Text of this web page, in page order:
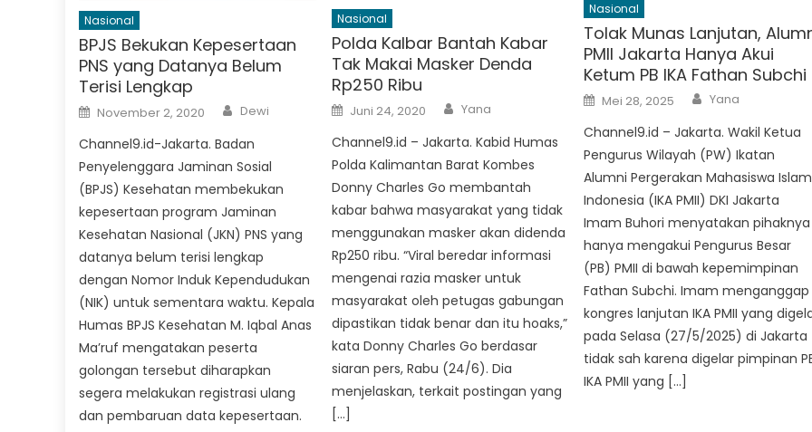
Nasional
BPJS Bekukan Kepesertaan
PNS yang Datanya Belum
Terisi Lengkap
Posted
on
November 2, 2020 Author
Dewi
Channel9.id-Jakarta. Badan
Penyelenggara Jaminan Sosial
(BPJS) Kesehatan membekukan
kepesertaan program Jaminan
Kesehatan Nasional (JKN) PNS yang
datanya belum terisi lengkap
dengan Nomor Induk Kependudukan
(NIK) untuk sementara waktu. Kepala
Humas BPJS Kesehatan M. Iqbal Anas
Ma’ruf mengatakan peserta
golongan tersebut diharapkan
segera melakukan registrasi ulang
dan pembaruan data kepesertaan.
Nasional
Polda Kalbar Bantah Kabar
Tak Makai Masker Denda
Rp250 Ribu
Posted
on
Juni 24, 2020 Author
Yana
Channel9.id – Jakarta. Kabid Humas
Polda Kalimantan Barat Kombes
Donny Charles Go membantah
kabar bahwa masyarakat yang tidak
menggunakan masker akan didenda
Rp250 ribu. “Viral beredar informasi
mengenai razia masker untuk
masyarakat oleh petugas gabungan
dipastikan tidak benar dan itu hoaks,”
kata Donny Charles Go berdasar
siaran pers, Rabu (24/6). Dia
menjelaskan, terkait postingan yang
[…]
Nasional
Tolak Munas Lanjutan,
PMII Jakarta Hanya Akui
Ketum PB IKA Fathan Subchi
Posted
on
Mei 28, 2025 Author
Yana
Channel9.id – Jakarta. Wakil Ketua
Pengurus Wilayah (PW) Ikatan
Alumni Pergerakan Mahasiswa Islam
Indonesia (IKA PMII) DKI Jakarta
Imam Buhori menyatakan pihaknya
hanya mengakui Pengurus Besar
(PB) PMII di bawah kepemimpinan
Fathan Subchi. Imam menganggap
kongres lanjutan IKA PMII yang
pada Selasa (27/5/2025) di Jakarta
tidak sah karena digelar pimpinan
IKA PMII yang […]